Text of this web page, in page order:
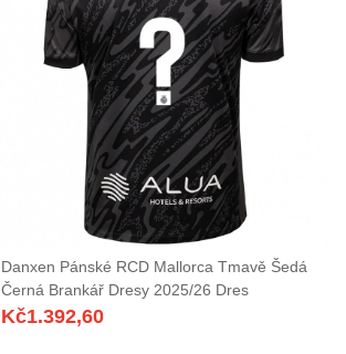
Danxen Pánské RCD Mallorca Tmavě Šedá
Černá Brankář Dresy 2025/26 Dres
Kč1.392,60